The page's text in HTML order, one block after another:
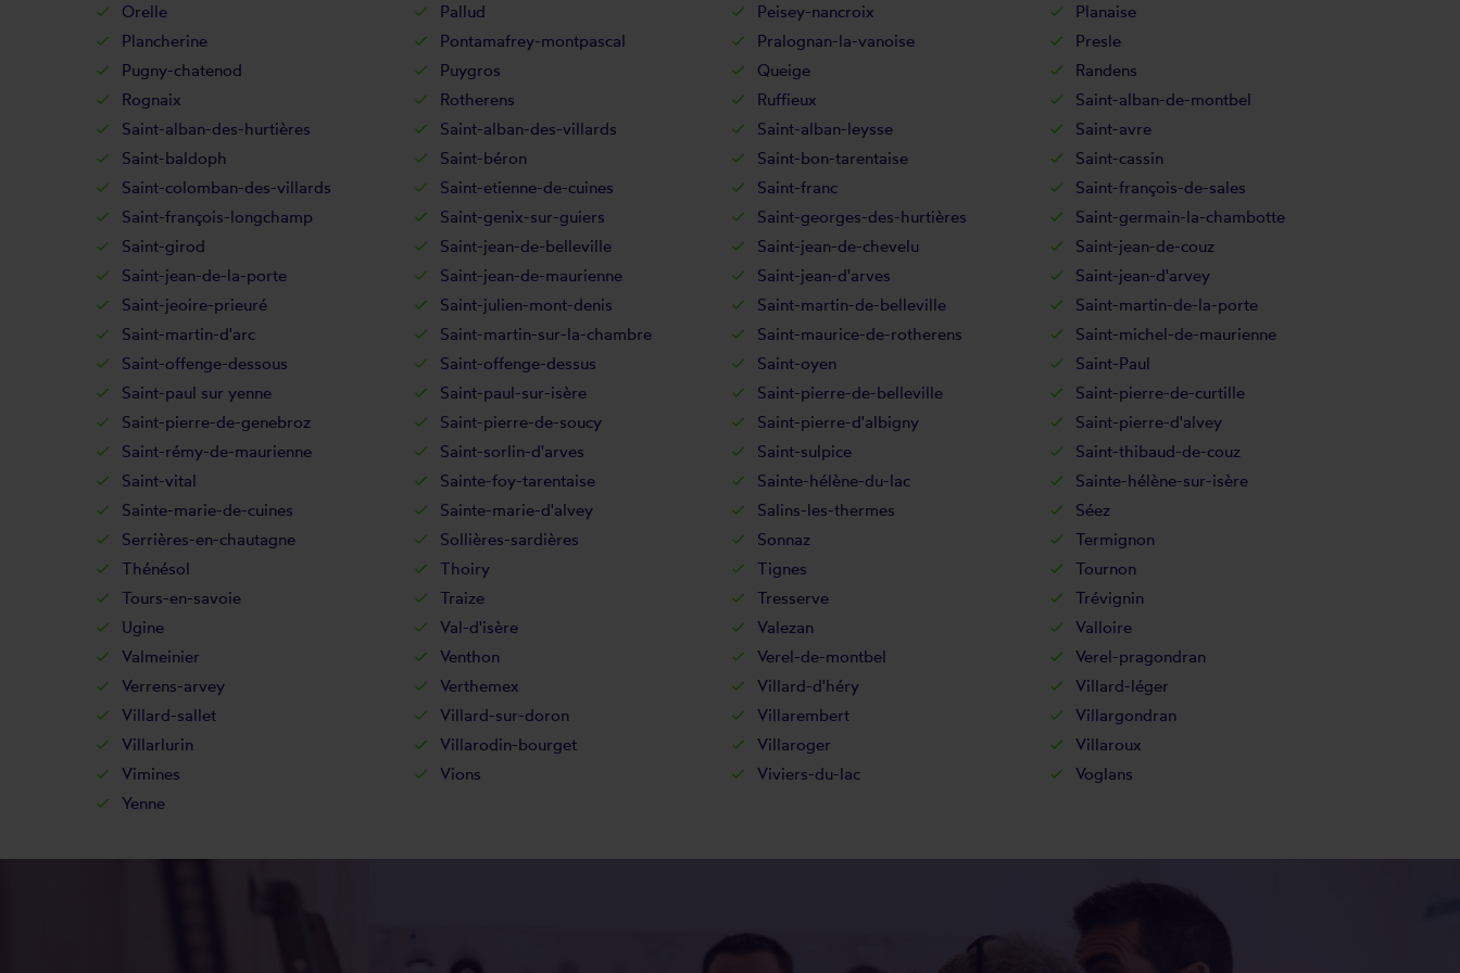
Orelle
Pallud Peisey-nancroix
Planaise
Plancherine
Pontamafrey-montpascal Pralognan-la-vanoise
Presle
Pugny-chatenod
Puygros Queige
Randens
Rognaix
Rotherens Ruffieux
Saint-alban-de-montbel
Saint-alban-des-hurtières
Saint-alban-des-villards Saint-alban-leysse
Saint-avre
Saint-baldoph
Saint-béron Saint-bon-tarentaise
Saint-cassin
Saint-colomban-des-villards
Saint-etienne-de-cuines Saint-franc
Saint-françois-de-sales
Saint-françois-longchamp
Saint-genix-sur-guiers Saint-georges-des-hurtières
Saint-germain-la-chambotte
Saint-girod
Saint-jean-de-belleville Saint-jean-de-chevelu
Saint-jean-de-couz
Saint-jean-de-la-porte
Saint-jean-de-maurienne Saint-jean-d'arves
Saint-jean-d'arvey
Saint-jeoire-prieuré
Saint-julien-mont-denis Saint-martin-de-belleville
Saint-martin-de-la-porte
Saint-martin-d'arc
Saint-martin-sur-la-chambre Saint-maurice-de-rotherens
Saint-michel-de-maurienne
Saint-offenge-dessous
Saint-offenge-dessus Saint-oyen
Saint-Paul
Saint-paul sur yenne
Saint-paul-sur-isère Saint-pierre-de-belleville
Saint-pierre-de-curtille
Saint-pierre-de-genebroz
Saint-pierre-de-soucy Saint-pierre-d'albigny
Saint-pierre-d'alvey
Saint-rémy-de-maurienne
Saint-sorlin-d'arves Saint-sulpice
Saint-thibaud-de-couz
Saint-vital
Sainte-foy-tarentaise Sainte-hélène-du-lac
Sainte-hélène-sur-isère
Sainte-marie-de-cuines
Sainte-marie-d'alvey Salins-les-thermes
Séez
Serrières-en-chautagne
Sollières-sardières Sonnaz
Termignon
Thénésol
Thoiry Tignes
Tournon
Tours-en-savoie
Traize Tresserve
Trévignin
Ugine
Val-d'isère Valezan
Valloire
Valmeinier
Venthon Verel-de-montbel
Verel-pragondran
Verrens-arvey
Verthemex Villard-d'héry
Villard-léger
Villard-sallet
Villard-sur-doron Villarembert
Villargondran
Villarlurin
Villarodin-bourget Villaroger
Villaroux
Vimines
Vions Viviers-du-lac
Voglans
Yenne